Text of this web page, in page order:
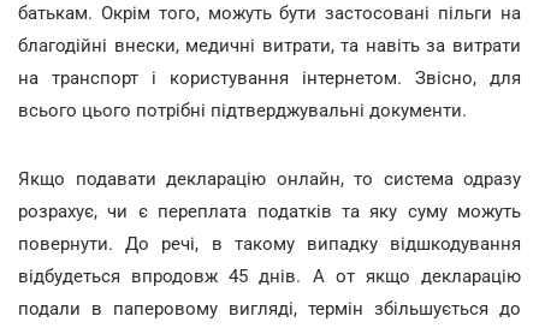
батькам. Окрім того, можуть бути застосовані пільги на
благодійні внески, медичні витрати, та навіть за витрати
на транспорт і користування інтернетом. Звісно, для
всього цього потрібні підтверджувальні документи.
Якщо подавати декларацію онлайн, то система одразу
розрахує, чи є переплата податків та яку суму можуть
повернути. До речі, в такому випадку відшкодування
відбудеться впродовж 45 днів. А от якщо декларацію
подали в паперовому вигляді, термін збільшується до